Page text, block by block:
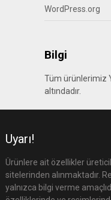
WordPress.org
Bilgi
Tüm ürünlerimiz
altındadır.
Uyarı!
Ürünlere ait özellikler
sitelerinden alınmaktadır.
yalnızca bilgi verme